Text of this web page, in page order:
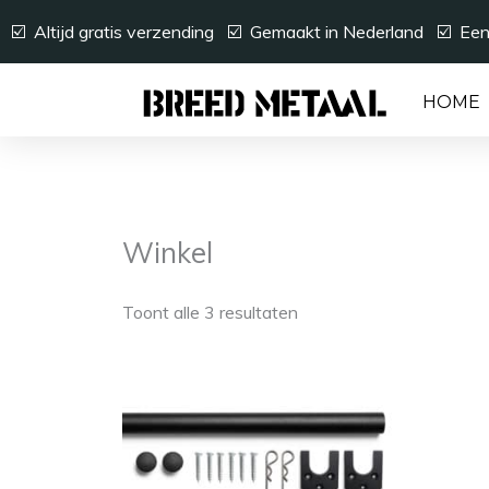
naar
de
☑️ Altijd gratis verzending ☑️ Gemaakt in Nederland ☑️
HOME
Winkel
Toont alle 3 resultaten
product
heeft
meerdere